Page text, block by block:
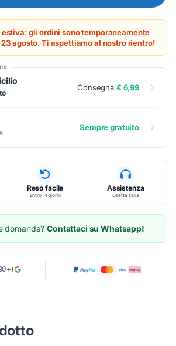
estiva: gli ordini sono temporaneamente
23 agosto. Ti aspettiamo al nostro rientro!
Consegna:€ 6,99
Sempre gratuito
Reso facile
Entro 14 giorni
Assistenza
Diretta Italia
domanda?Contattaci su Whatsapp!